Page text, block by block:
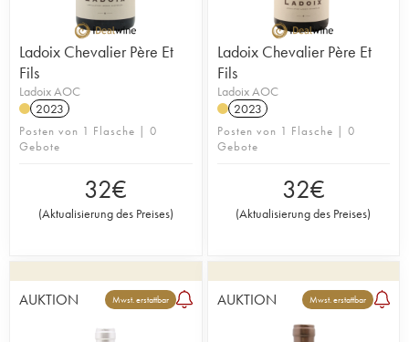
Ladoix Chevalier Père Et
Fils
Ladoix AOC
2023
Posten von 1 Flasche | 0
Gebote
32€
(Aktualisierung des Preises)
Ladoix Chevalier Père Et
Fils
Ladoix AOC
2023
Posten von 1 Flasche | 0
Gebote
32€
(Aktualisierung des Preises)
AUKTION Mwst. erstattbar AUKTION Mwst. erstattbar